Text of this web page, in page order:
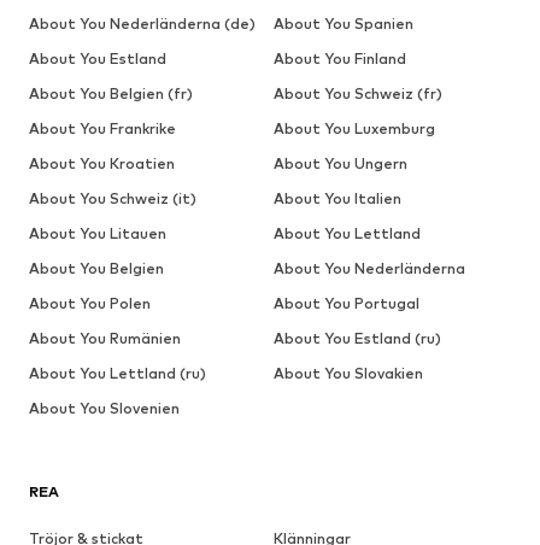
REA
Tröjor & stickat
Klänningar
About You Nederländerna (de)
About You Spanien
About You Estland
About You Finland
About You Belgien (fr)
About You Schweiz (fr)
About You Frankrike
About You Luxemburg
About You Kroatien
About You Ungern
About You Schweiz (it)
About You Italien
About You Litauen
About You Lettland
About You Belgien
About You Nederländerna
About You Polen
About You Portugal
About You Rumänien
About You Estland (ru)
About You Lettland (ru)
About You Slovakien
About You Slovenien